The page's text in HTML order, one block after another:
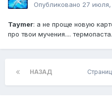
Опубликовано 27 июля,
Taymer: а не проще новую
про твои мучения....
НАЗАД